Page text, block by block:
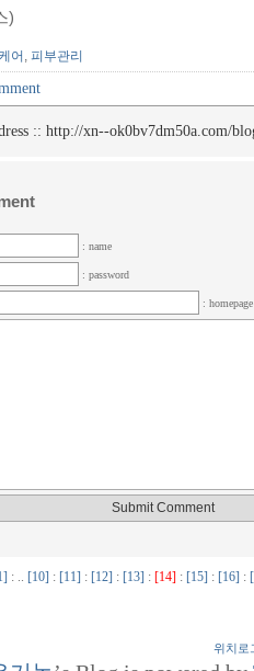
)
어 , 피부관리
:: http://xn--ok0bv7dm50a.com/
: name
: password
:
: .. [10] : [11] : [12] : [13] : [14] : [15] : [16] :
위치로